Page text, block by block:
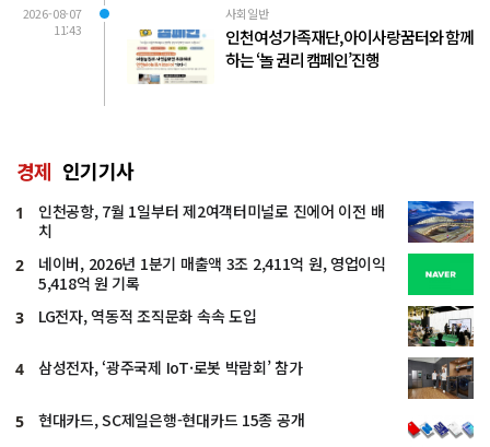
2026-08-07
11:43
사회일반
인천여성가족재단, 아이사랑꿈터와 함께
하는 ‘놀 권리 캠페인’진행
경제 인기기사
1
인천공항, 7월 1일부터 제2여객터미널로 진에어 이전 배
치
2
네이버, 2026년 1분기 매출액 3조 2,411억 원, 영업이익
5,418억 원 기록
3 LG전자, 역동적 조직문화 속속 도입
4 삼성전자, ‘광주국제 IoT·로봇 박람회’ 참가
5 현대카드, SC제일은행-현대카드 15종 공개